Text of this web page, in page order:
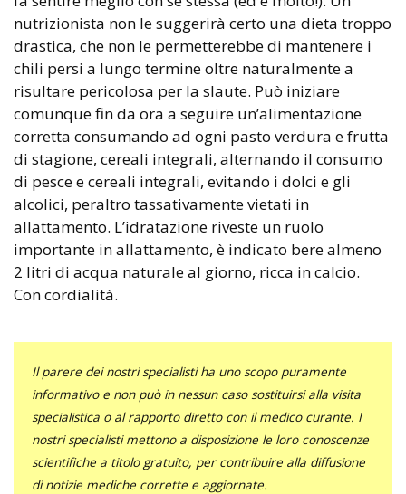
nutrizionista non le suggerirà certo una dieta troppo
drastica, che non le permetterebbe di mantenere i
chili persi a lungo termine oltre naturalmente a
risultare pericolosa per la slaute. Può iniziare
comunque fin da ora a seguire un’alimentazione
corretta consumando ad ogni pasto verdura e frutta
di stagione, cereali integrali, alternando il consumo
di pesce e cereali integrali, evitando i dolci e gli
alcolici, peraltro tassativamente vietati in
allattamento. L’idratazione riveste un ruolo
importante in allattamento, è indicato bere almeno
2 litri di acqua naturale al giorno, ricca in calcio.
Con cordialità.
Il parere dei nostri specialisti ha uno scopo puramente
informativo e non può in nessun caso sostituirsi alla visita
specialistica o al rapporto diretto con il medico curante. I
nostri specialisti mettono a disposizione le loro conoscenze
scientifiche a titolo gratuito, per contribuire alla diffusione
di notizie mediche corrette e aggiornate.